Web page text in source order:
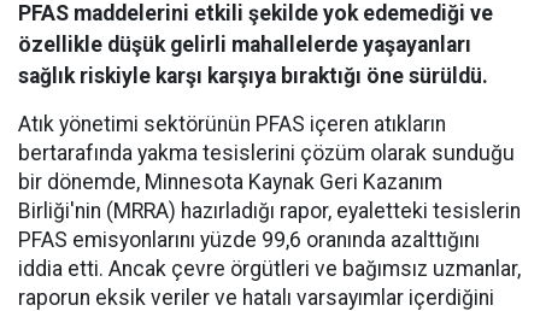
PFAS maddelerini etkili şekilde yok edemediği ve
özellikle düşük gelirli mahallelerde yaşayanları
sağlık riskiyle karşı karşıya bıraktığı öne sürüldü.
Atık yönetimi sektörünün PFAS içeren atıkların
bertarafında yakma tesislerini çözüm olarak sunduğu
bir dönemde, Minnesota Kaynak Geri Kazanım
Birliği'nin (MRRA) hazırladığı rapor, eyaletteki tesislerin
PFAS emisyonlarını yüzde 99,6 oranında azalttığını
iddia etti. Ancak çevre örgütleri ve bağımsız uzmanlar,
raporun eksik veriler ve hatalı varsayımlar içerdiğini